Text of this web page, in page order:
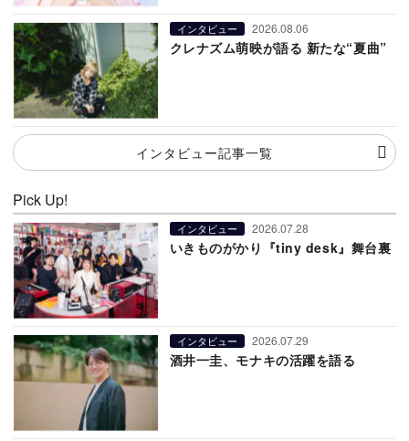
インタビュー 2026.08.06
クレナズム萌映が語る 新たな“夏曲”
インタビュー記事一覧
Pick Up!
インタビュー 2026.07.28
いきものがかり『tiny desk』舞台裏
インタビュー 2026.07.29
酒井一圭、モナキの活躍を語る